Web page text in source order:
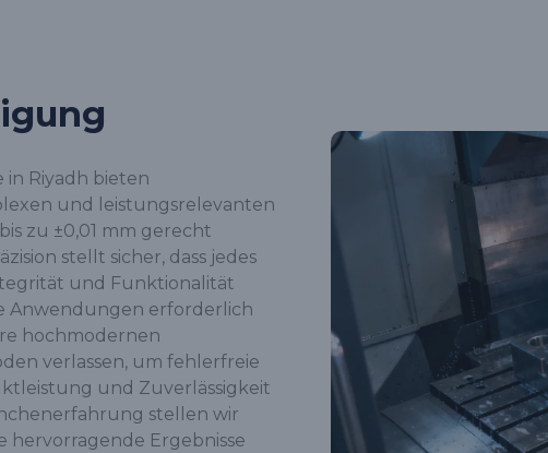
in Riyadh bieten
und leistungsrelevanten
zu ±0,01 mm gerecht
stellt sicher, dass jedes
und Funktionalität
Anwendungen erforderlich
hochmodernen
verlassen, um fehlerfreie
und Zuverlässigkeit
stellen wir
hervorragende Ergebnisse